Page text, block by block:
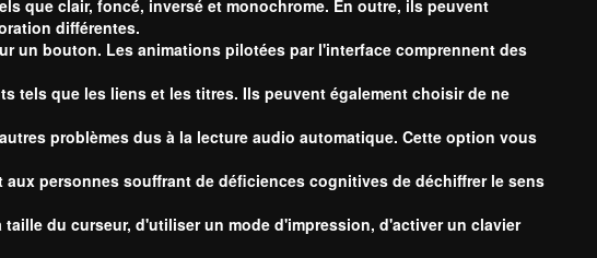
que clair, foncé, inversé et monochrome. En outre, ils peuvent
différentes.
un bouton. Les animations pilotées par l'interface comprennent des
tels que les liens et les titres. Ils peuvent également choisir de ne
problèmes dus à la lecture audio automatique. Cette option vous
personnes souffrant de déficiences cognitives de déchiffrer le sens
du curseur, d'utiliser un mode d'impression, d'activer un clavier